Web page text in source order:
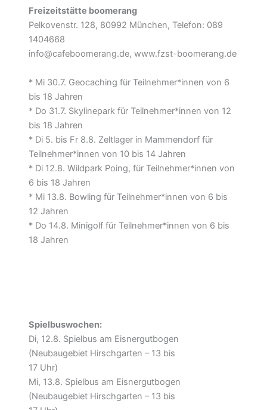
Freizeitstätte boomerang
Pelkovenstr. 128, 80992 München, Telefon: 089
1404668
info@cafeboomerang.de, www.fzst-boomerang.de
* Mi 30.7. Geocaching für Teilnehmer*innen von 6
bis 18 Jahren
* Do 31.7. Skylinepark für Teilnehmer*innen von 12
bis 18 Jahren
* Di 5. bis Fr 8.8. Zeltlager in Mammendorf für
Teilnehmer*innen von 10 bis 14 Jahren
* Di 12.8. Wildpark Poing, für Teilnehmer*innen von
6 bis 18 Jahren
* Mi 13.8. Bowling für Teilnehmer*innen von 6 bis
12 Jahren
* Do 14.8. Minigolf für Teilnehmer*innen von 6 bis
18 Jahren
Spielbuswochen:
Di, 12.8. Spielbus am Eisnergutbogen
(Neubaugebiet Hirschgarten – 13 bis
17 Uhr)
Mi, 13.8. Spielbus am Eisnergutbogen
(Neubaugebiet Hirschgarten – 13 bis